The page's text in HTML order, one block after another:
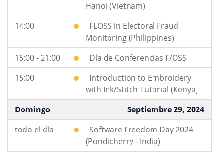
Hanoi (Vietnam)
14:00
FLOSS in Electoral Fraud
Monitoring (Philippines)
15:00 - 21:00
Día de Conferencias F/OSS
15:00
Introduction to Embroidery
with Ink/Stitch Tutorial (Kenya)
Domingo
Septiembre 29, 2024
todo el día
Software Freedom Day 2024
(Pondicherry - India)